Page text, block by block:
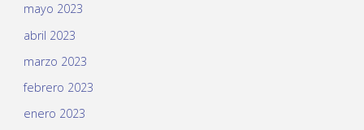
mayo 2023
abril 2023
marzo 2023
febrero 2023
enero 2023